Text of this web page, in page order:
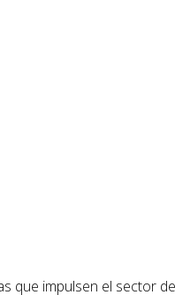
que impulsen el sector